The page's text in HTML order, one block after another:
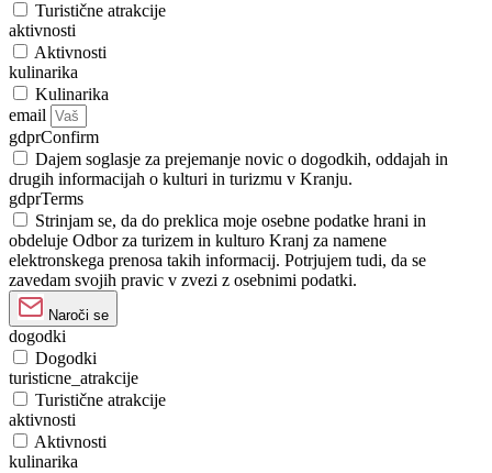
Turistične atrakcije
aktivnosti
Aktivnosti
kulinarika
Kulinarika
email
gdprConfirm
Dajem soglasje za prejemanje novic o dogodkih, oddajah in
drugih informacijah o kulturi in turizmu v Kranju.
gdprTerms
Strinjam se, da do preklica moje osebne podatke hrani in
obdeluje Odbor za turizem in kulturo Kranj za namene
elektronskega prenosa takih informacij. Potrjujem tudi, da se
zavedam svojih pravic v zvezi z osebnimi podatki.
Naroči se
dogodki
Dogodki
turisticne_atrakcije
Turistične atrakcije
aktivnosti
Aktivnosti
kulinarika